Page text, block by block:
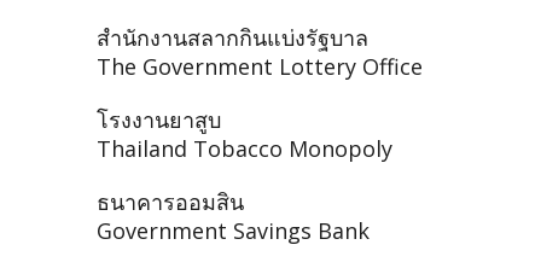
สำนักงานสลากกินแบ่งรัฐบาล
The Government Lottery Office
โรงงานยาสูบ
Thailand Tobacco Monopoly
ธนาคารออมสิน
Government Savings Bank